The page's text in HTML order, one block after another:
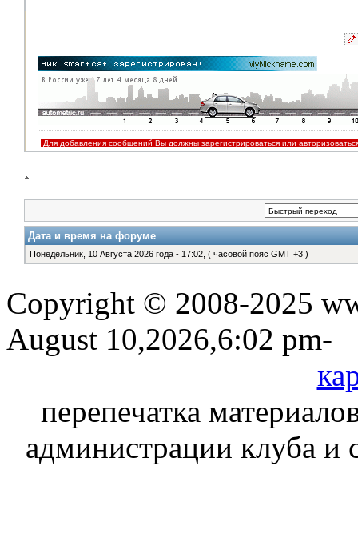
Для добавления сообщений Вы должны зарегистрироваться или
Дата и время на форуме
Понедельник, 10 Августа 2026 года - 17:02, ( часовой пояс GMT +3 )
Copyright © 2008-2025
August 10,2026,6:02 pm-
перепечатка
администрации клуба и